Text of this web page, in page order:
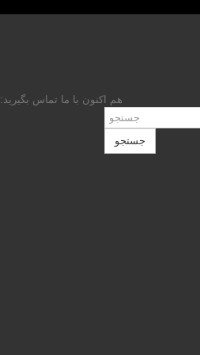
هم اکنون با ما تماس بگیرید:
جستجو